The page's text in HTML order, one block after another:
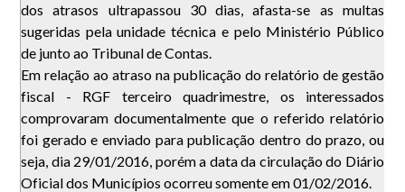
dos atrasos ultrapassou 30 dias, afasta-se as multas
sugeridas pela unidade técnica e pelo Ministério Público
de junto ao Tribunal de Contas.
Em relação ao atraso na publicação do relatório de gestão
fiscal - RGF terceiro quadrimestre, os interessados
comprovaram documentalmente que o referido relatório
foi gerado e enviado para publicação dentro do prazo, ou
seja, dia 29/01/2016, porém a data da circulação do Diário
Oficial dos Municípios ocorreu somente em 01/02/2016.